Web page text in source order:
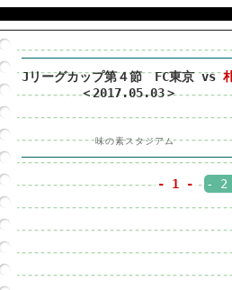
Jリーグカップ第４節 FC東京 vs
＜2017.05.03＞
味の素スタジアム
- 1 - -